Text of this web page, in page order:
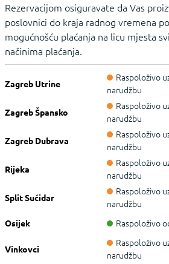
Rezervacijom osiguravate da Vas
poslovnici do kraja radnog vremena
mogućnošću plaćanja na licu mjesta
načinima plaćanja.
Zagreb Utrine
Raspoloživo
narudžbu
Zagreb Špansko
Raspoloživo
narudžbu
Zagreb Dubrava
Raspoloživo
narudžbu
Rijeka
Raspoloživo
narudžbu
Split Sućidar
Raspoloživo
narudžbu
Osijek Raspoloživo
Vinkovci
Raspoloživo
narudžbu